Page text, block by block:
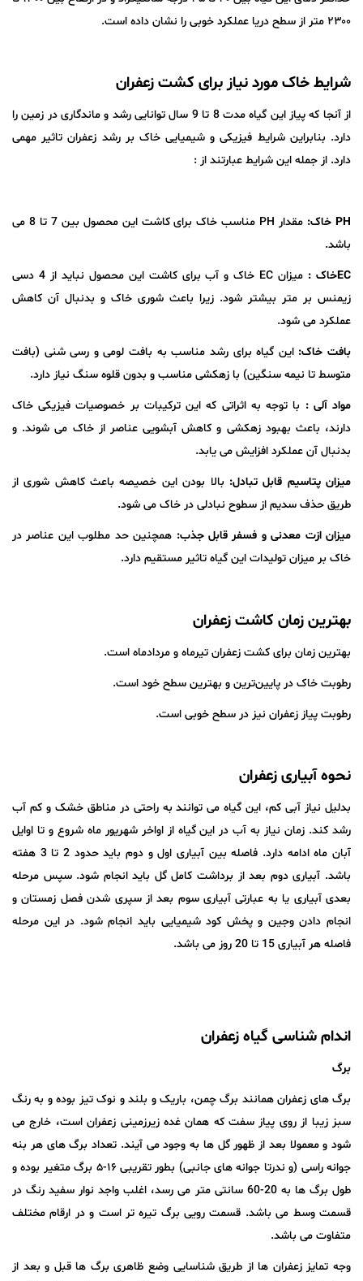
۲۳۰۰ متر از سطح دریا عملکرد خوبی را نشان داده است.
شرایط خاک مورد نیاز برای کشت زعفران
از آنجا که پیاز این گیاه مدت 8 تا 9 سال توانایی رشد و ماندگاری در زمین را
دارد. بنابراین شرایط فیزیکی و شیمیایی خاک بر رشد زعفران تاثیر مهمی
دارد. از جمله این شرایط عبارتند از :
PHخاک:
مقدار PH مناسب خاک برای کاشت این محصول بین 7 تا 8 می
باشد.
ECخاک :
میزان EC خاک و آب برای کاشت این محصول نباید از 4 دسی
زیمنس بر متر بیشتر شود. زیرا باعث شوری خاک و بدنبال آن کاهش
عملکرد می شود.
بافت خاک: این گیاه برای رشد مناسب به بافت لومی و رسی شنی (بافت
متوسط تا نیمه سنگین) با زهکشی مناسب و بدون قلوه سنگ نیاز دارد.
مواد آلی : با توجه به اثراتی که این ترکیبات بر خصوصیات فیزیکی خاک
دارند، باعث بهبود زهکشی و کاهش آبشویی عناصر از خاک می شوند. و
بدنبال آن عملکرد افزایش می یابد.
میزان پتاسیم قابل تبادل: بالا بودن این خصیصه باعث کاهش شوری از
طریق حذف سدیم از سطوح نبادلی در خاک می شود.
میزان ازت معدنی و فسفر قابل جذب: همچنین حد مطلوب این عناصر در
خاک بر میزان تولیدات این گیاه تاثیر مستقیم دارد.
بهترین زمان کاشت زعفران
بهترین زمان برای کشت زعفران تیرماه و مردادماه است.
رطوبت خاک در پایین‌ترین و بهترین سطح خود است.
رطوبت پیاز زعفران نیز در سطح خوبی است.
نحوه آبیاری زعفران
بدلیل نیاز آبی کم، این گیاه می توانند به راحتی در مناطق خشک و کم آب
رشد کند. زمان نیاز به آب در این گیاه از اواخر شهریور ماه شروع و تا اوایل
آبان ماه ادامه دارد. فاصله بین آبیاری اول و دوم باید حدود 2 تا 3 هفته
باشد. آبیاری دوم بعد از برداشت کامل گل باید انجام شود. سپس مرحله
بعدی آبیاری یا به عبارتی آبیاری سوم بعد از سپری شدن فصل زمستان و
انجام دادن وجین و پخش کود شیمیایی باید انجام شود. در این مرحله
فاصله هر آبیاری 15 تا 20 روز می باشد.
اندام شناسی گیاه زعفران
برگ
برگ های زعفران همانند برگ چمن، باریک و بلند و نوک تیز بوده و به رنگ
سبز زیبا از روی پیاز سفت که همان غده زیرزمینی زعفران است، خارج می
شود و معمولا بعد از ظهور گل ها به وجود می آیند. تعداد برگ های هر بنه
جوانه راسی (و ندرتا جوانه های جانبی) بطور تقریبی ۱۶-۵ برگ متغیر بوده و
طول برگ ها به 20-60 سانتی متر می رسد، اغلب واجد نوار سفید رنگ در
قسمت وسط می باشد. قسمت رویی برگ تیره تر است و در ارقام مختلف
متفاوت می باشد.
وجه تمایز زعفران ها از طریق شناسایی وضع ظاهری برگ ها قبل و بعد از